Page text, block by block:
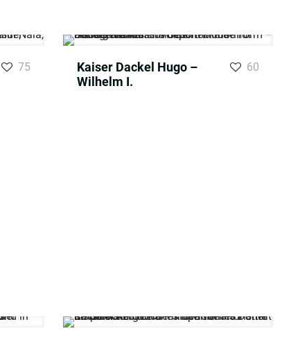
75
Kaiser Dackel Hugo –
Wilhelm I.
60